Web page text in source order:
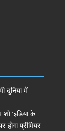
दुनिया में
‘इंडिया के
प्रीमियर